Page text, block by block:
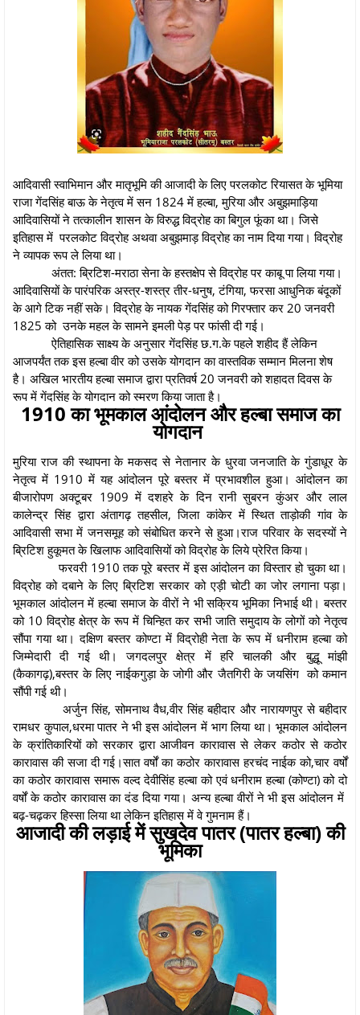
आदिवासी स्वाभिमान और मातृभूमि की आजादी के लिए परलकोट रियासत के भूमिया
राजा गेंदसिंह बाऊ के नेतृत्व में सन 1824 में हल्बा, मुरिया और अबुझमाड़िया
आदिवासियों ने तत्कालीन शासन के विरुद्ध विद्रोह का बिगुल फूंका था। जिसे
इतिहास में परलकोट विद्रोह अथवा अबुझमाड़ विद्रोह का नाम दिया गया। विद्रोह
ने व्यापक रूप ले लिया था।
अंतत: ब्रिटिश-मराठा सेना के हस्तक्षेप से विद्रोह पर काबू पा लिया गया।
आदिवासियों के पारंपरिक अस्त्र-शस्त्र तीर-धनुष, टंगिया, फरसा आधुनिक बंदूकों
के आगे टिक नहीं सके। विद्रोह के नायक गेंदसिंह को गिरफ्तार कर 20 जनवरी
1825 को उनके महल के सामने इमली पेड़ पर फांसी दी गई।
ऐतिहासिक साक्ष्य के अनुसार गेंदसिंह छ.ग.के पहले शहीद हैं लेकिन
आजपर्यंत तक इस हल्बा वीर को उसके योगदान का वास्तविक सम्मान मिलना शेष
है। अखिल भारतीय हल्बा समाज द्वारा प्रतिवर्ष 20 जनवरी को शहादत दिवस के
रूप में गेंदसिंह के योगदान को स्मरण किया जाता है।
1910 का भूमकाल आंदोलन और हल्बा समाज का
योगदान
मुरिया राज की स्थापना के मकसद से नेतानार के धुरवा जनजाति के गुंडाधूर के
नेतृत्व में 1910 में यह आंदोलन पूरे बस्तर में प्रभावशील हुआ। आंदोलन का
बीजारोपण अक्टूबर 1909 में दशहरे के दिन रानी सुबरन कुंअर और लाल
कालेन्द्र सिंह द्वारा अंतागढ़ तहसील, जिला कांकेर में स्थित ताड़ोकी गांव के
आदिवासी सभा में जनसमूह को संबोधित करने से हुआ।राज परिवार के सदस्यों ने
ब्रिटिश हुकूमत के खिलाफ आदिवासियों को विद्रोह के लिये प्रेरित किया।
फरवरी 1910 तक पूरे बस्तर में इस आंदोलन का विस्तार हो चुका था।
विद्रोह को दबाने के लिए ब्रिटिश सरकार को एड़ी चोटी का जोर लगाना पड़ा।
भूमकाल आंदोलन में हल्बा समाज के वीरों ने भी सक्रिय भूमिका निभाई थी। बस्तर
को 10 विद्रोह क्षेत्र के रूप में चिन्हित कर सभी जाति समुदाय के लोगों को नेतृत्व
सौंपा गया था। दक्षिण बस्तर कोण्टा में विद्रोही नेता के रूप में धनीराम हल्बा को
जिम्मेदारी दी गई थी। जगदलपुर क्षेत्र में हरि चालकी और बुद्धू मांझी
(कैकागढ़),बस्तर के लिए नाईकगुड़ा के जोगी और जैतगिरी के जयसिंग को कमान
सौंपी गई थी।
अर्जुन सिंह, सोमनाथ वैध,वीर सिंह बहीदार और नारायणपुर से बहीदार
रामधर कुपाल,धरमा पातर ने भी इस आंदोलन में भाग लिया था। भूमकाल आंदोलन
के क्रांतिकारियों को सरकार द्वारा आजीवन कारावास से लेकर कठोर से कठोर
कारावास की सजा दी गई।सात वर्षों का कठोर कारावास हरचंद नाईक को,चार वर्षों
का कठोर कारावास समारू वल्द देवीसिंह हल्बा को एवं धनीराम हल्बा (कोण्टा) को दो
वर्षों के कठोर कारावास का दंड दिया गया। अन्य हल्बा वीरों ने भी इस आंदोलन में
बढ़-चढ़कर हिस्सा लिया था लेकिन इतिहास में वे गुमनाम हैं।
आजादी की लड़ाई में सुखदेव पातर (पातर हल्बा) की
भूमिका